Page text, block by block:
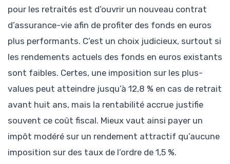
pour les retraités est d’ouvrir un nouveau contrat
d’assurance-vie afin de profiter des fonds en euros
plus performants. C’est un choix judicieux, surtout si
les rendements actuels des fonds en euros existants
sont faibles. Certes, une imposition sur les plus-
values peut atteindre jusqu’à 12,8 % en cas de retrait
avant huit ans, mais la rentabilité accrue justifie
souvent ce coût fiscal. Mieux vaut ainsi payer un
impôt modéré sur un rendement attractif qu’aucune
imposition sur des taux de l’ordre de 1,5 %.